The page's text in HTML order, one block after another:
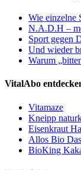
Wie einzelne
N.A.D.H –
Sport gegen
Und wieder
Warum
VitalAbo
Vitamaze
Kneipp
Eisenkraut
Allos Bio
BioKing